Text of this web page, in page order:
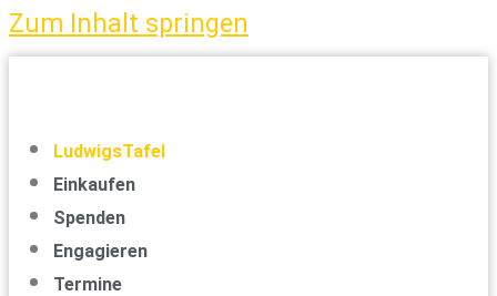
Zum Inhalt springen
LudwigsTafel
Einkaufen
Spenden
Engagieren
Termine